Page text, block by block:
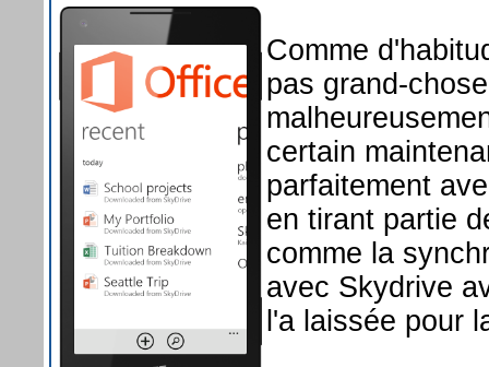
Comme
pas grand-
certain
parfaitement
en tirant partie
comme la
avec Skydrive
l'a laissée pour